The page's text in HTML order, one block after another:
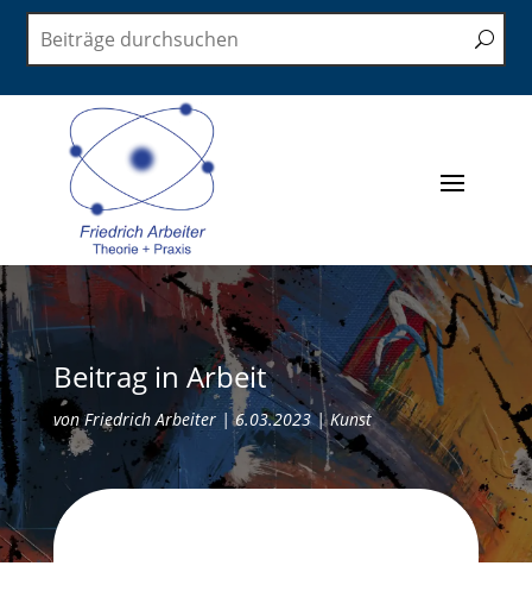
Beitrag in Arbeit
vonFriedrich Arbeiter|6.03.2023|Kunst